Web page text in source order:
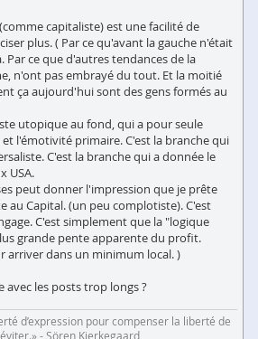
capitaliste) est une facilité de
plus. ( Par ce qu'avant la gauche n'était
Par ce que d'autres tendances de la
n'ont pas embrayé du tout. Et la moitié
ça aujourd'hui sont des gens formés au
utopique au fond, qui a pour seule
l'émotivité primaire. C'est la branche qui
C'est la branche qui a donnée le
USA.
peut donner l'impression que je prête
au Capital. (un peu complotiste). C'est
C'est simplement que la "logique
grande pente apparente du profit.
arriver dans un minimum local. )
avec les posts trop longs ?
d’expression pour compenser la liberté de
- Sören Kierkegaard